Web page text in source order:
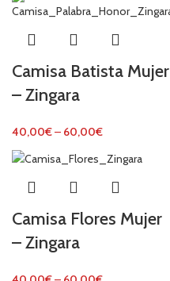
Camisa Batista Mujer
– Zingara
40,00€– 60,00€
Camisa Flores Mujer
– Zingara